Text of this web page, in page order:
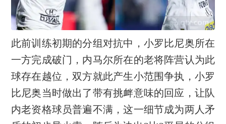
此前训练初期的分组对抗中，小罗比尼奥所在
一方完成破门，内马尔所在的老将阵营认为此
球存在越位，双方就此产生小范围争执，小罗
比尼奥当时做出了带有挑衅意味的回应，让队
内老资格球员普遍不满，这一细节成为两人矛